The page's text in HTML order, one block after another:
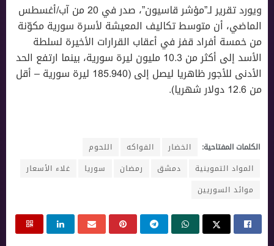
ويورد تقرير لـ”مؤشر قاسيون”، صدر في 20 من آب/أغسطس
الماضي، أن متوسط تكاليف المعيشة لأسرة سورية مكوّنة
من خمسة أفراد قفز في أعقاب القرارات الأخيرة لسلطة
الأسد إلى أكثر من 10.3 مليون ليرة سورية، بينما ارتفع الحد
الأدنى للأجور ظاهريا ليصل إلى (185.940 ليرة سورية – أقل
من 12.6 دولار شهريا).
الكلمات المفتاحية: الخضار الفواكه
اللحوم
المواد التموينية
دمشق رمضان سوريا
غلاء الأسعار
موائد السوريين